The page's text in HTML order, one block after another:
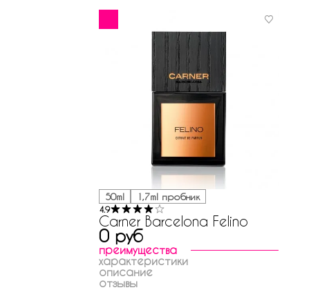
50ml 1,7ml пробник
4.9
Carner Barcelona Felino
0 руб
преимущества
характеристики
описание
отзывы